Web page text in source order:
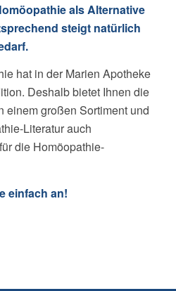
als Alternative
steigt natürlich
hat in der Marien Apotheke
Deshalb bietet Ihnen die
einem großen Sortiment und
Literatur auch
die Homöopathie-
einfach an!